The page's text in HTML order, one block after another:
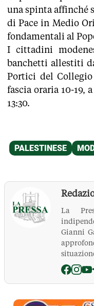
una spinta affinché
di Pace in Medio
fondamentali al
I cittadini
banchetti allestiti
Portici del
fascia oraria 10-19,
13:30.
La
Gianni
La Pressa